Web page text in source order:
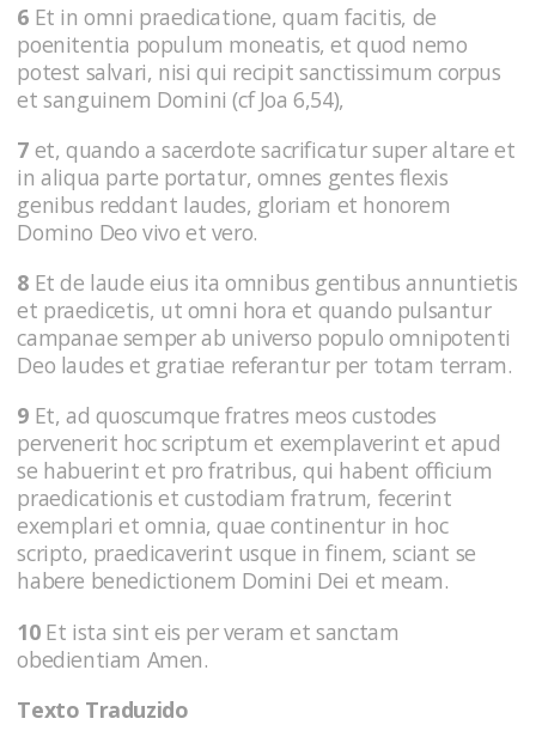
6 Et in omni praedicatione, quam facitis, de
poenitentia populum moneatis, et quod nemo
potest salvari, nisi qui recipit sanctissimum corpus
et sanguinem Domini (cf Joa 6,54),
7 et, quando a sacerdote sacrificatur super altare et
in aliqua parte portatur, omnes gentes flexis
genibus reddant laudes, gloriam et honorem
Domino Deo vivo et vero.
8 Et de laude eius ita omnibus gentibus annuntietis
et praedicetis, ut omni hora et quando pulsantur
campanae semper ab universo populo omnipotenti
Deo laudes et gratiae referantur per totam terram.
9 Et, ad quoscumque fratres meos custodes
pervenerit hoc scriptum et exemplaverint et apud
se habuerint et pro fratribus, qui habent officium
praedicationis et custodiam fratrum, fecerint
exemplari et omnia, quae continentur in hoc
scripto, praedicaverint usque in finem, sciant se
habere benedictionem Domini Dei et meam.
10Et ista sint eis per veram et sanctam
obedientiam Amen.
Texto Traduzido